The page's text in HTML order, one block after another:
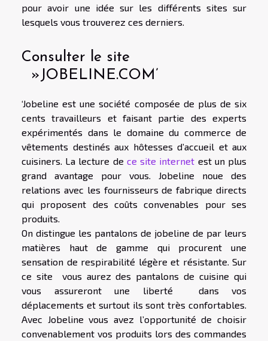
pour avoir une idée sur les différents sites sur
lesquels vous trouverez ces derniers.
Consulter le site
»JOBELINE.COM’
‘Jobeline est une société composée de plus de six
cents travailleurs et faisant partie des experts
expérimentés dans le domaine du commerce de
vêtements destinés aux hôtesses d’accueil et aux
cuisiners. La lecture de ce site internet est un plus
grand avantage pour vous. Jobeline noue des
relations avec les fournisseurs de fabrique directs
qui proposent des coûts convenables pour ses
produits.
On distingue les pantalons de jobeline de par leurs
matières haut de gamme qui procurent une
sensation de respirabilité légère et résistante. Sur
ce site vous aurez des pantalons de cuisine qui
vous assureront une liberté dans vos
déplacements et surtout ils sont très confortables.
Avec Jobeline vous avez l’opportunité de choisir
convenablement vos produits lors des commandes